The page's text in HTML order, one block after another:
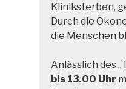
Kliniksterben,
Durch die
die Menschen
Anlässlich des
bis 13.00 Uhr